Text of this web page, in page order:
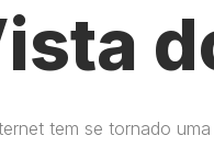
tem se tornado